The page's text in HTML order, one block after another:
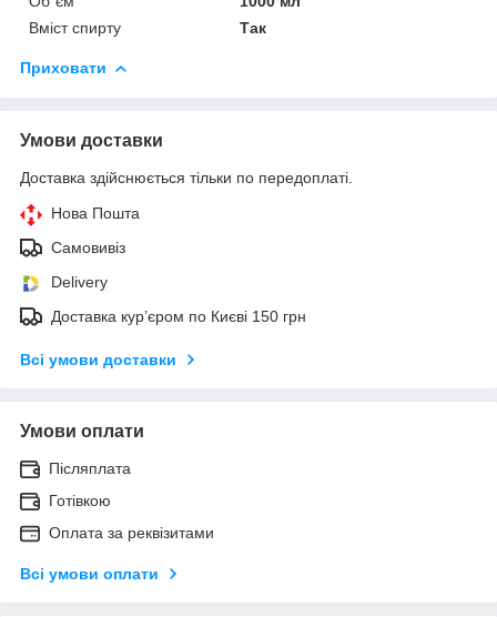
Вміст спирту
Так
Приховати
Умови доставки
Доставка здійснюється тільки по передоплаті.
Нова Пошта
Самовивіз
Delivery
Доставка кур’єром по Києві 150 грн
Всі умови доставки
Умови оплати
Післяплата
Готівкою
Оплата за реквізитами
Всі умови оплати